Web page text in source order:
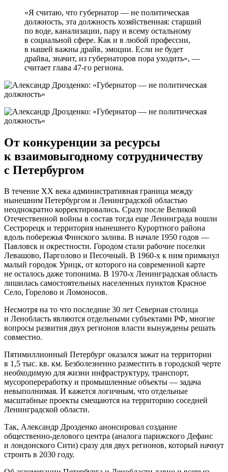
«Я считаю, что губернатор — не политическая
должность, эта должность хозяйственная: старший
по воде, канализации, пару и всему остальному
в социальной сфере. Как и в любой профессии,
в нашей важны драйв, эмоции. Если не будет
драйва, значит, из губернаторов пора уходить», —
считает глава 47-го региона.
От конкуренции за ресурсы
к взаимовыгодному сотрудничеству
с Петербургом
В течение ХХ века административная граница между
нынешним Петербургом и Ленинградской областью
неоднократно корректировались. Сразу после Великой
Отечественной войны в состав тогда еще Ленинграда вошли
Сестрорецк и территория нынешнего Курортного района
вдоль побережья Финского залива. В начале 1950 годов —
Павловск и окрестности. Городом стали рабочие поселки
Левашово, Парголово и Песочный. В 1960-х к ним примкнул
малый городок Урицк, от которого на современной карте
не осталось даже топонима. В 1970-х Ленинградская область
лишилась самостоятельных населенных пунктов Красное
Село, Горелово и Ломоносов.
Несмотря на то что последние 30 лет Северная столица
и Ленобласть являются отдельными субъектами РФ, многие
вопросы развития двух регионов власти вынуждены решать
совместно.
Пятимиллионный Петербург оказался зажат на территории
в 1,5 тыс. кв. км. Безболезненно разместить в городской черте
необходимую для жизни инфраструктуру, транспорт,
мусоропереработку и промышленные объекты — задача
невыполнимая. И кажется логичным, что отдельные
масштабные проекты смещаются на территорию соседней
Ленинградской области.
Так, Александр Дрозденко анонсировал создание
общественно‑делового центра (аналога парижского Дефанс
и лондонского Сити) сразу для двух регионов, который начнут
строить в 2030 году.